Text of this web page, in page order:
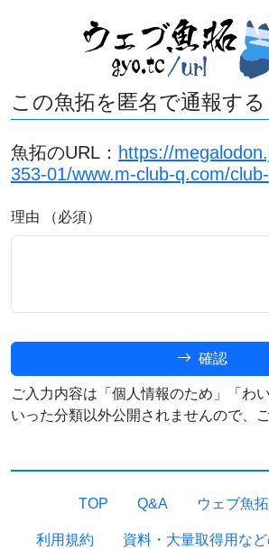
この魚拓を匿名で通報する
魚拓のURL： https://
353-01/www.m-club-q.com/
理由 （必須）
確認
ご入力内容は「個人情報のため」「わ
いった分類以外公開されませんので、
TOP Q&A ウェブ魚
利用規約 資料・大量取得用な